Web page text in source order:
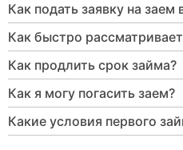
Как подать заявку на заем
Как быстро
Как продлить срок займа?
Как я могу погасить заем?
Какие условия первого